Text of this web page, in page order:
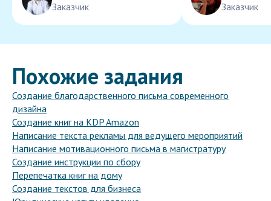
Заказчик Заказчик
Похожие задания
Создание благодарственного письма современного
дизайна
Создание книг на KDP Amazon
Написание текста рекламы для ведущего мероприятий
Написание мотивационного письма в магистратуру
Создание инструкции по сбору
Перепечатка книг на дому
Создание текстов для бизнеса